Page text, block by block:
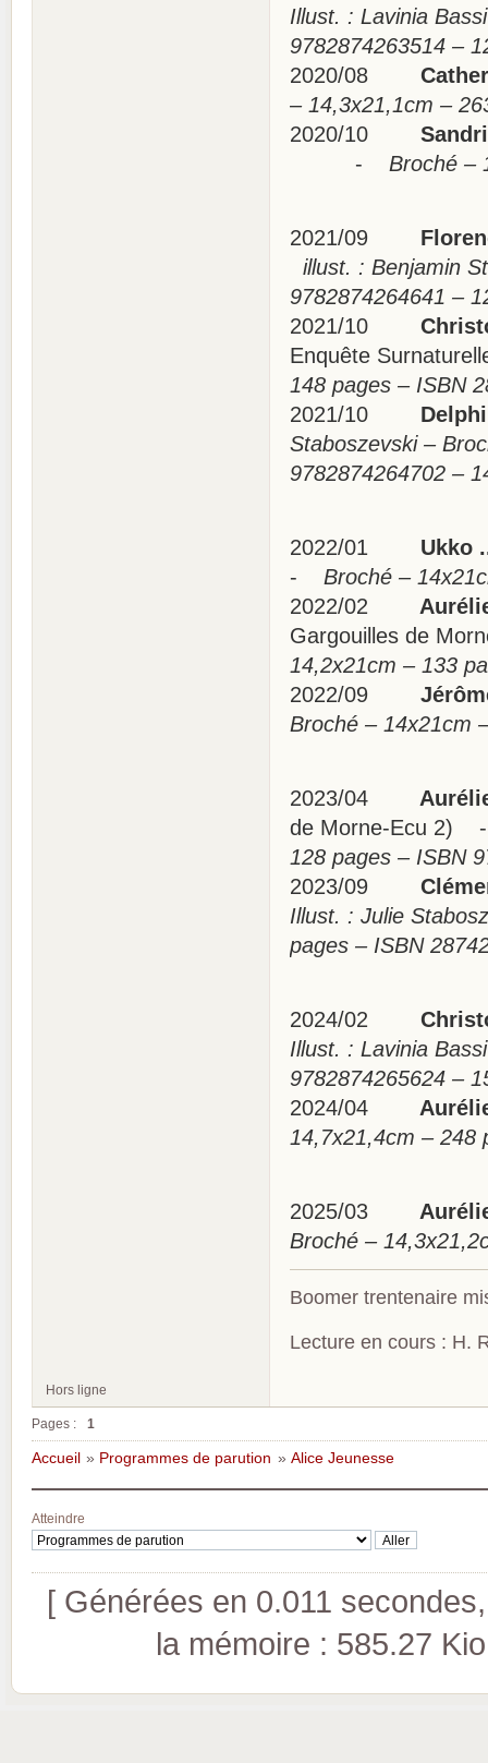
Illust. : Lavinia
9782874263514 –
2020/08
– 14,3x21,1cm –
2020/10
- Broché –
2021/09
illust. : Benjamin
9782874264641 –
2021/10
Enquête
148 pages – ISBN
2021/10
Staboszevski –
9782874264702 –
2022/01
Ukko
- Broché –
2022/02
Gargouilles de
14,2x21cm – 133
2022/09
Broché – 14x21cm
2023/04
de Morne-Ecu 2) -
128 pages – ISBN
2023/09
Illust. : Julie
pages – ISBN
2024/02
Illust. : Lavinia
9782874265624 –
2024/04
14,7x21,4cm –
2025/03
Broché –
Boomer trentenaire
Lecture en cours : H.
Hors ligne
Pages : 1
Accueil » Programmes de parution » Alice Jeunesse
Atteindre
[ Générées en 0.011
la mémoire : 585.27